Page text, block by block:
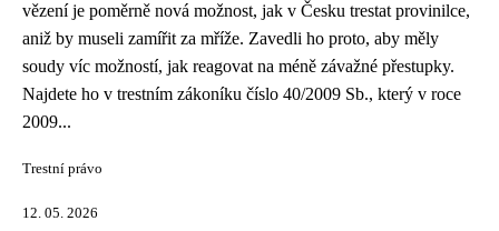
vězení je poměrně nová možnost, jak v Česku trestat provinilce,
aniž by museli zamířit za mříže. Zavedli ho proto, aby měly
soudy víc možností, jak reagovat na méně závažné přestupky.
Najdete ho v trestním zákoníku číslo 40/2009 Sb., který v roce
2009...
Trestní právo
12. 05. 2026